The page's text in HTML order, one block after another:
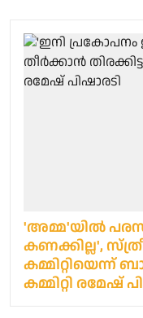
'അമ്മ'യിൽ
കണക്കില്ല',
കമ്മിറ്റി രമേഷ്